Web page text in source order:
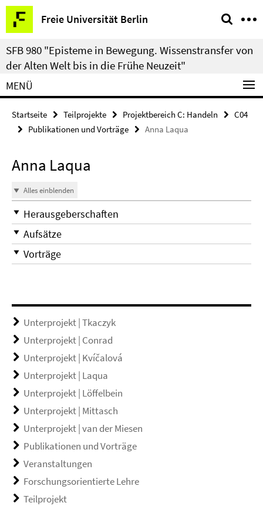
Springe
direkt
zu
Inhalt
Freie Universität Berlin
Service-
Navigation
SFB 980 "Episteme in Bewegung. Wissenstransfer von
der Alten Welt bis in die Frühe Neuzeit"
MENÜ
Startseite Teilprojekte Projektbereich C: Handeln
C04
Publikationen und Vorträge
Anna Laqua
Anna Laqua
Alles einblenden
Herausgeberschaften
Aufsätze
Vorträge
Unterprojekt | Tkaczyk
Unterprojekt | Conrad
Unterprojekt | Kvíčalová
Unterprojekt | Laqua
Unterprojekt | Löffelbein
Unterprojekt | Mittasch
Unterprojekt | van der Miesen
Publikationen und Vorträge
Veranstaltungen
Forschungsorientierte Lehre
Teilprojekt